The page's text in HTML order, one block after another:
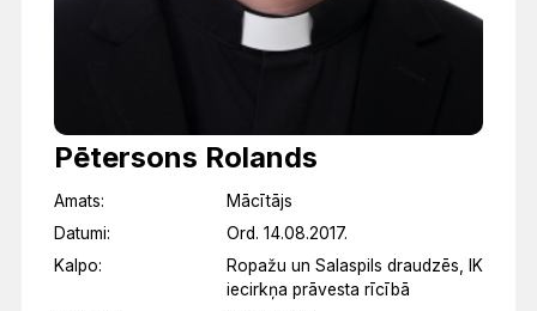
Pētersons Rolands
Amats:
Mācītājs
Datumi:
Ord. 14.08.2017.
Kalpo:
Ropažu un Salaspils draudzēs, IK
iecirkņa prāvesta rīcībā